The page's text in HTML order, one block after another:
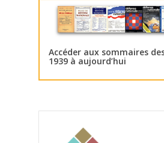
Accéder aux sommaires
1939 à aujourd’hui